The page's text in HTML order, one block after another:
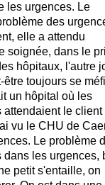
les urgences. Le
des
elle a attendu
soignée, dans le
hôpitaux, l'autre
toujours se
un hôpital où les
attendaient le client
vu le CHU de
Le problème
dans les urgences,
petit s'entaille, on